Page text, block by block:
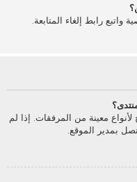
واتبع رابط إلغاء المتابعة.
معينة من المرفقات. إذا لم
بمدير الموقع.